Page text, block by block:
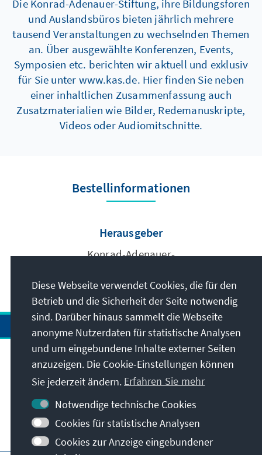
Die Konrad-Adenauer-Stiftung, ihre Bildungsforen
und Auslandsbüros bieten jährlich mehrere
tausend Veranstaltungen zu wechselnden Themen
an. Über ausgewählte Konferenzen, Events,
Symposien etc. berichten wir aktuell und exklusiv
für Sie unter www.kas.de. Hier finden Sie neben
einer inhaltlichen Zusammenfassung auch
Zusatzmaterialien wie Bilder, Redemanuskripte,
Videos oder Audiomitschnitte.
Bestellinformationen
Herausgeber
Konrad-Adenauer-
Anschrift
Kontakt
Besuchen Sie auch
Diese Webseite verwendet Cookies, die für den
Betrieb und die Sicherheit der Seite notwendig
sind. Darüber hinaus sammelt die Webseite
anonyme Nutzerdaten für statistische Analysen
und um eingebundene Inhalte externer Seiten
anzuzeigen. Die Cookie-Einstellungen können
Sie jederzeit ändern. Erfahren Sie mehr
Notwendige technische Cookies
Cookies für statistische Analysen
Cookies zur Anzeige eingebundener